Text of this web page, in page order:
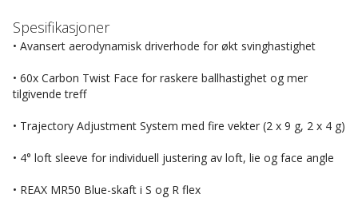
Spesifikasjoner
• Avansert aerodynamisk driverhode for økt svinghastighet
• 60x Carbon Twist Face for raskere ballhastighet og mer
tilgivende treff
• Trajectory Adjustment System med fire vekter (2 x 9 g, 2 x 4 g)
• 4° loft sleeve for individuell justering av loft, lie og face angle
• REAX MR50 Blue-skaft i S og R flex